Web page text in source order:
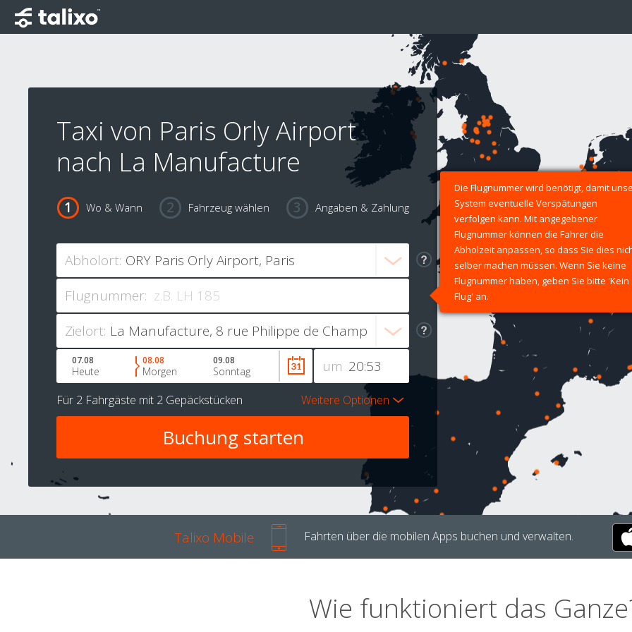
Taxi von Paris Orly Airport
nach La Manufacture
Wo & Wann Fahrzeug wählen Angaben & Zahlung
Abholort:
Flugnummer:
Die Flugnummer wird benötigt, damit
System eventuelle Verspätungen
verfolgen kann. Mit angegebener
Flugnummer können die Fahrer die
Abholzeit anpassen, so dass Sie dies
selber machen müssen. Wenn Sie keine
Flugnummer haben, geben Sie bitte 'Kein
Flug' an.
Zielort:
um
07.08
Heute
08.08
Morgen
09.08
Sonntag
Für 2 Fahrgäste mit 2 Gepäckstücken Weitere Optionen
Talixo Mobile Fahrten über die mobilen Apps buchen und verwalten.
Wie funktioniert das